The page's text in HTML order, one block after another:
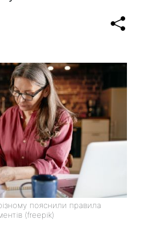
пояснили правила
(freepik)